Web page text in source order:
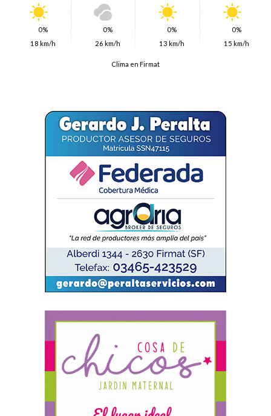
0%
18 km/h
0%
26 km/h
0%
13 km/h
0%
15 km/h
Clima en Firmat